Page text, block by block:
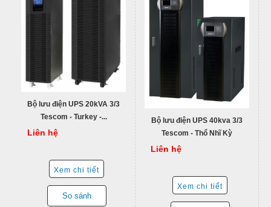
Bộ lưu điện UPS 20kVA 3/3
Tescom - Turkey -...
Liên hệ
Xem chi tiết
So sánh
Bộ lưu điện UPS 40kva 3/3
Tescom - Thổ Nhĩ Kỳ
Liên hệ
Xem chi tiết